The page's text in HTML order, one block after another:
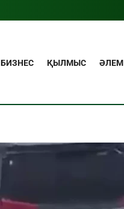
БИЗНЕС ҚЫЛМЫС ӘЛЕМ